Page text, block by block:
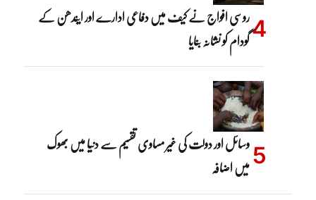
روسی افواج نے کیف میں دفاعی ادارے اور ایندھن کے
گودام کو نشانہ بنایا
وسائل اور دولت کی غیر مساوی تقسیم سے دنیا میں بھوک
میں اضافہ